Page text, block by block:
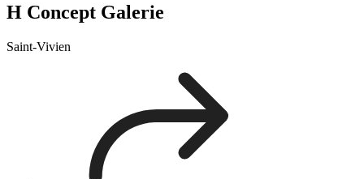
H Concept Galerie
Saint-Vivien